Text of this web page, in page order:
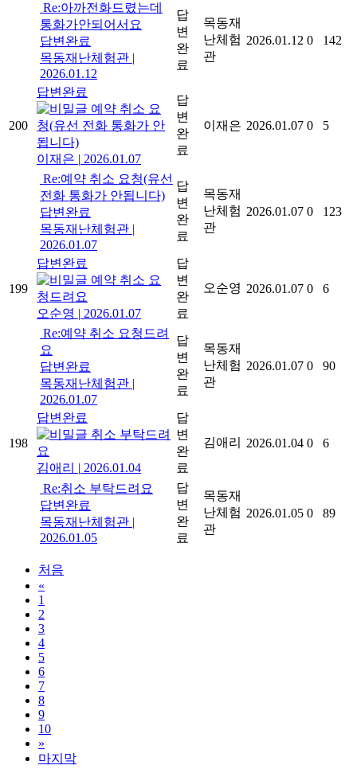
Re:아까전화드렸는데
통화가안되어서요
답변완료
목동재난체험관 |
2026.01.12
답
변
완
료
목동재
난체험
관
2026.01.12 0 142
200
답변완료
예약 취소 요
청(유선 전화 통화가 안
됩니다)
이재은 | 2026.01.07
답
변
완
료
이재은 2026.01.07 0 5
Re:예약 취소 요청(유선
전화 통화가 안됩니다)
답변완료
목동재난체험관 |
2026.01.07
답
변
완
료
목동재
난체험
관
2026.01.07 0 123
199
답변완료
예약 취소 요
청드려요
오순영 | 2026.01.07
답
변
완
료
오순영 2026.01.07 0 6
Re:예약 취소 요청드려
요
답변완료
목동재난체험관 |
2026.01.07
답
변
완
료
목동재
난체험
관
2026.01.07 0 90
198
답변완료
취소 부탁드려
요
김애리 | 2026.01.04
답
변
완
료
김애리 2026.01.04 0 6
Re:취소 부탁드려요
답변완료
목동재난체험관 |
2026.01.05
답
변
완
료
목동재
난체험
관
2026.01.05 0 89
처음
«
1
2
3
4
5
6
7
8
9
10
»
마지막